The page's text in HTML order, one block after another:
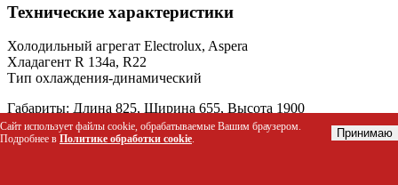
Технические характеристики
Холодильный агрегат Electrolux, Aspera
Хладагент R 134а, R22
Тип охлаждения-динамический
Габариты: Длина 825, Ширина 655, Высота 1900
Масса 100 кг,
Сайт использует файлы cookie, обрабатываемые Вашим браузером.
Подробнее в Политике обработки cookie. Принимаю